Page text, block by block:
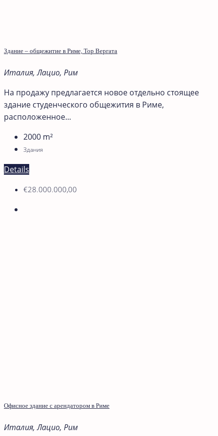
Здание – общежитие в Риме, Тор Вергата
Италия, Лацио, Рим
На продажу предлагается новое отдельно стоящее
здание студенческого общежития в Риме,
расположенное...
2000 m²
Здания
Details
€28.000.000,00
Офисное здание с арендатором в Риме
Италия, Лацио, Рим